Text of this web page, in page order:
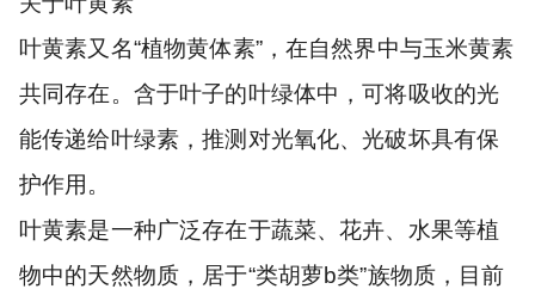
叶黄素又名“植物黄体素”，在自然界中与玉米黄素
共同存在。含于叶子的叶绿体中，可将吸收的光
能传递给叶绿素，推测对光氧化、光破坏具有保
护作用。
叶黄素是一种广泛存在于蔬菜、花卉、水果等植
物中的天然物质，居于“类胡萝b类”族物质，目前